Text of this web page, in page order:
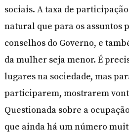
sociais. A taxa de
natural que para os assuntos
conselhos do Governo, e
da mulher seja menor. É
lugares na sociedade, mas
participarem, mostrarem
Questionada sobre a
que ainda há um número